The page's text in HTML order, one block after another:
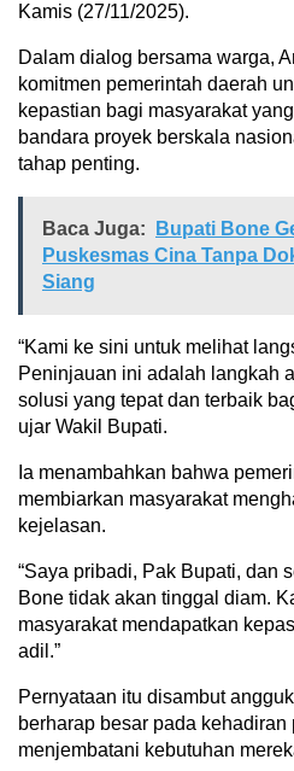
Kamis (27/11/2025).
Dalam dialog bersama warga,
komitmen pemerintah daerah
kepastian bagi masyarakat
bandara proyek berskala
tahap penting.
Baca Juga:
Bupati Bone
Puskesmas Cina Tanpa
Siang
“Kami ke sini untuk melihat
Peninjauan ini adalah langkah
solusi yang tepat dan terbaik
ujar Wakil Bupati.
Ia menambahkan bahwa
membiarkan masyarakat
kejelasan.
“Saya pribadi, Pak Bupati, dan
Bone tidak akan tinggal diam.
masyarakat mendapatkan
adil.”
Pernyataan itu disambut
berharap besar pada
menjembatani kebutuhan